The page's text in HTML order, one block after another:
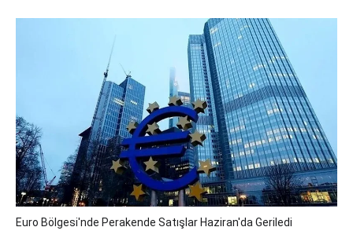
Euro Bölgesi'nde Perakende Satışlar Haziran'da Geriledi